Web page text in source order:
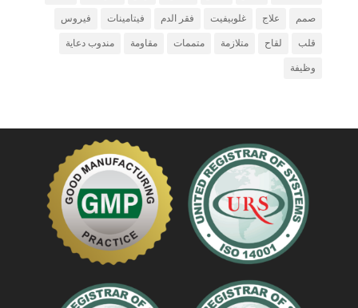
صمم علاج غلوبيفيت فقر الدم فيتامينات فيروس
قلب لقاح متلازمة متممات مقاومة مندوب دعاية
وظيفة